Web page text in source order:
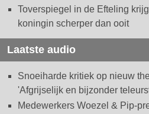
Toverspiegel in de Efteling
koningin scherper dan ooit
Laatste audio
Snoeiharde kritiek op nieuw
'Afgrijselijk en bijzonder
Medewerkers Woezel & Pip-